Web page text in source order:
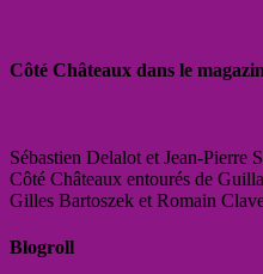
Côté Châteaux dans le
Sébastien Delalot et Jean-Pierre
Côté Châteaux entourés de
Gilles Bartoszek et Romain
Blogroll